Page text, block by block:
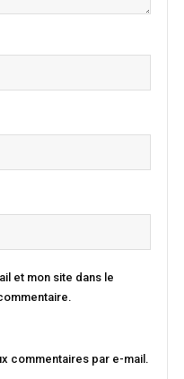
et mon site dans le
commentaires par e-mail.